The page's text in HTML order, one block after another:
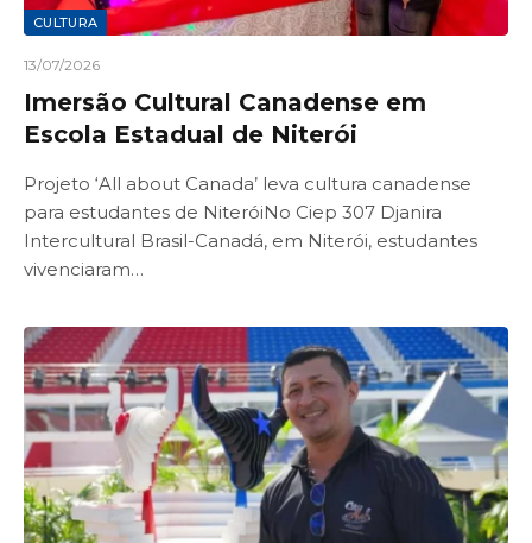
CULTURA
13/07/2026
Imersão Cultural Canadense em
Escola Estadual de Niterói
Projeto ‘All about Canada’ leva cultura canadense
para estudantes de NiteróiNo Ciep 307 Djanira
Intercultural Brasil-Canadá, em Niterói, estudantes
vivenciaram…